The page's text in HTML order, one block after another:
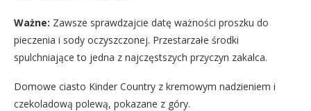
Ważne: Zawsze sprawdzajcie datę ważności proszku do
pieczenia i sody oczyszczonej. Przestarzałe środki
spulchniające to jedna z najczęstszych przyczyn zakalca.
Domowe ciasto Kinder Country z kremowym nadzieniem i
czekoladową polewą, pokazane z góry.